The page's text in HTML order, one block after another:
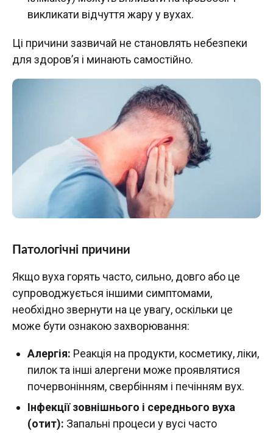
викликати відчуття жару у вухах.
Ці причини зазвичай не становлять небезпеки
для здоров’я і минають самостійно.
Патологічні причини
Якщо вуха горять часто, сильно, довго або це
супроводжується іншими симптомами,
необхідно звернути на це увагу, оскільки це
може бути ознакою захворювання:
Алергія: Реакція на продукти, косметику, ліки,
пилок та інші алергени може проявлятися
почервонінням, свербінням і печінням вух.
Інфекції зовнішнього і середнього вуха
(отит): Запальні процеси у вусі часто